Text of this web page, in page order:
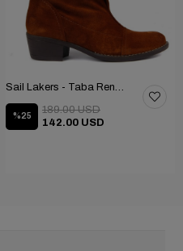
%25
142.00 USD
189.00 USD